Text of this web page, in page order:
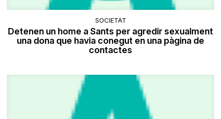
SOCIETAT
Detenen un home a Sants per agredir sexualment
una dona que havia conegut en una pàgina de
contactes